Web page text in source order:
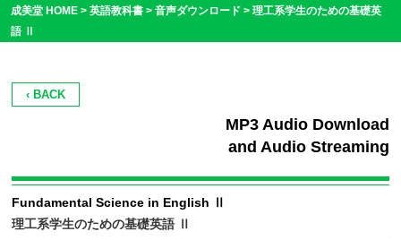
成美堂 HOME > 英語教科書 > 音声ダウンロード > 理工系学生のための基礎英
語 Ⅱ
‹ BACK
MP3 Audio Download
and Audio Streaming
Fundamental Science in English Ⅱ
理工系学生のための基礎英語 Ⅱ